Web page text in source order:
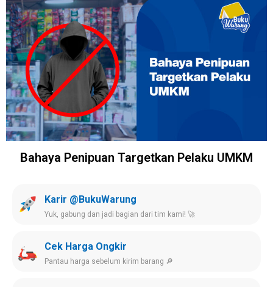
Bahaya Penipuan Targetkan Pelaku UMKM
Karir @BukuWarung
Yuk, gabung dan jadi bagian dari tim kami! 🚀
Cek Harga Ongkir
Pantau harga sebelum kirim barang 🔎